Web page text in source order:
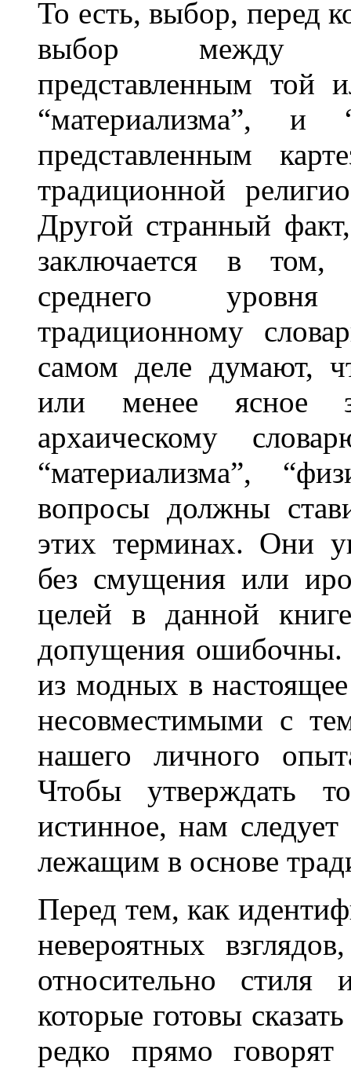
То есть, выбор, перед
выбор между
представленным той
“материализма”, и
представленным
традиционной
Другой странный
заключается в том,
среднего
традиционному
самом деле думают,
или менее ясное
архаическому
“материализма”,
вопросы должны
этих терминах. Они
без смущения или
целей в данной
допущения ошибочны.
из модных в
несовместимыми с
нашего личного
Чтобы утверждать
истинное, нам
лежащим в основе
Перед тем, как
невероятных
относительно стиля
которые готовы
редко прямо